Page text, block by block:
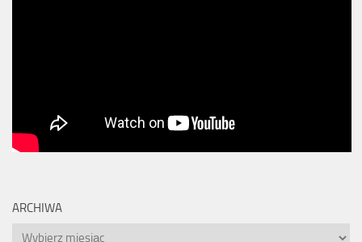
ARCHIWA
Archiwa